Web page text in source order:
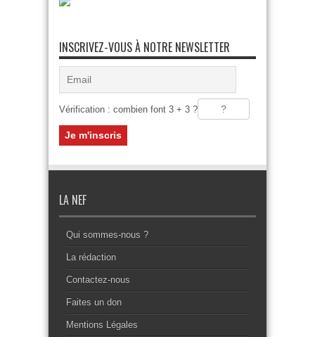
INSCRIVEZ-VOUS À NOTRE NEWSLETTER
Vérification : combien font 3 + 3 ?
LA NEF
Qui sommes-nous ?
La rédaction
Contactez-nous
Faites un don
Mentions Légales